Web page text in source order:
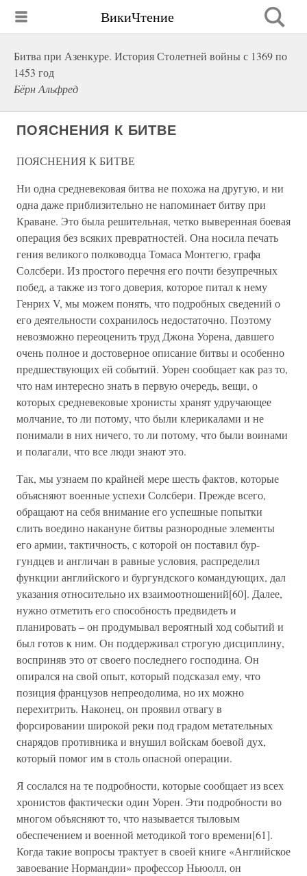
ВикиЧтение
Битва при Азенкуре. История Столетней войны с 1369 по
1453 год
Бёрн Альфред
ПОЯСНЕНИЯ К БИТВЕ
ПОЯСНЕНИЯ К БИТВЕ
Ни одна средневековая битва не похожа на другую, и ни
одна даже приблизительно не напоминает битву при
Краване. Это была решительная, четко выверенная боевая
операция без всяких превратностей. Она носила печать
гения великого полководца Томаса Монтегю, графа
Солсбери. Из простого перечня его почти безупречных
побед, а также из того доверия, которое питал к нему
Генрих V, мы можем понять, что подробных сведений о
его деятельности сохранилось недостаточно. Поэтому
невозможно переоценить труд Джона Уорена, давшего
очень полное и достоверное описание битвы и особенно
предшествующих ей событий. Уорен сообщает как раз то,
что нам интересно знать в первую очередь, вещи, о
которых средневековые хронисты хранят удручающее
молчание, то ли потому, что были клерикалами и не
понимали в них ничего, то ли потому, что были воинами
и полагали, что все люди знают это.
Так, мы узнаем по крайней мере шесть фактов, которые
объясняют военные успехи Солсбери. Прежде всего,
обращают на себя внимание его успешные попытки
слить воедино накануне битвы разнородные элементы
его армии, тактичность, с которой он поставил бур-
гундцев и англичан в равные условия, распределил
функции английского и бургундского командующих, дал
указания относительно их взаимоотношений[60]. Далее,
нужно отметить его способность предвидеть и
планировать – он продумывал вероятный ход событий и
был готов к ним. Он поддерживал строгую дисциплину,
восприняв это от своего последнего господина. Он
опирался на свой опыт, который подсказал ему, что
позиция французов непреодолима, но их можно
перехитрить. Наконец, он проявил отвагу в
форсировании широкой реки под градом метательных
снарядов противника и внушил войскам боевой дух,
который помог им в столь опасной операции.
Я сослался на те подробности, которые сообщает из всех
хронистов фактически один Уорен. Эти подробности во
многом объясняют то, что называется тыловым
обеспечением и военной методикой того времени[61].
Когда такие вопросы трактует в своей книге «Английское
завоевание Нормандии» профессор Ньюолл, он